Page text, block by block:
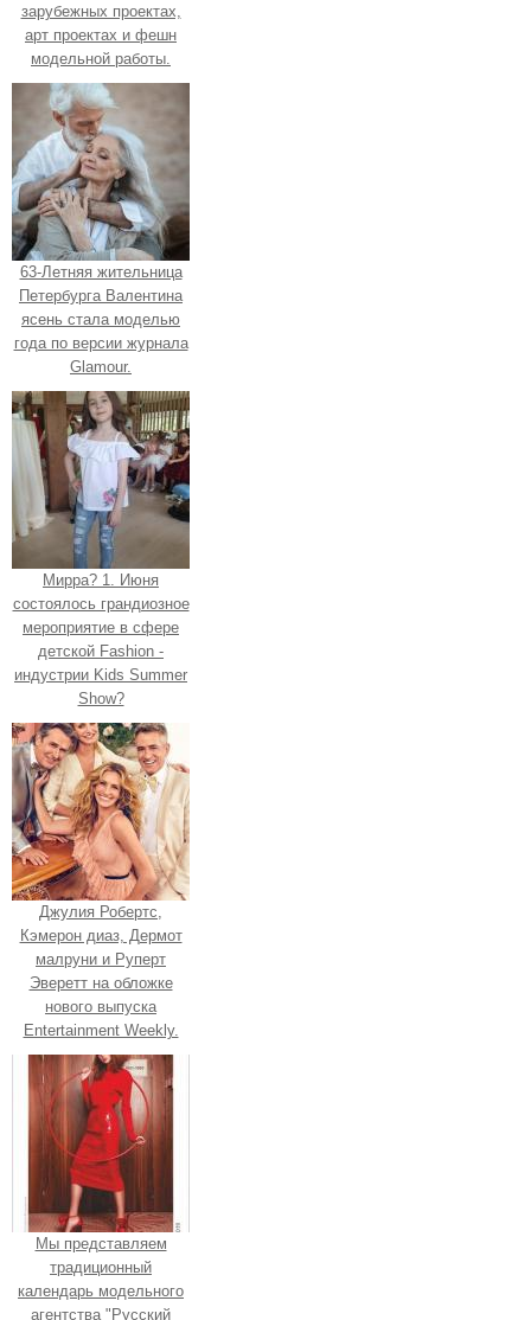
зарубежных проектах,
арт проектах и фешн
модельной работы.
63-Летняя жительница
Петербурга Валентина
ясень стала моделью
года по версии журнала
Glamour.
Мирра? 1. Июня
состоялось грандиозное
мероприятие в сфере
детской Fashion -
индустрии Kids Summer
Show?
Джулия Робертс,
Кэмерон диаз, Дермот
малруни и Руперт
Эверетт на обложке
нового выпуска
Entertainment Weekly.
Мы представляем
традиционный
календарь модельного
агентства "Русский